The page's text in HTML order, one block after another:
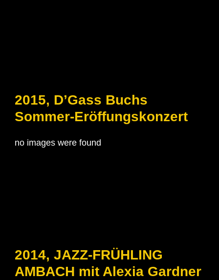
2015, D’Gass Buchs
Sommer-Eröffungskonzert
no images were found
2014, JAZZ-FRÜHLING
AMBACH mit Alexia Gardner